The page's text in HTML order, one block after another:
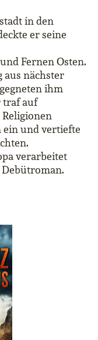
in den
er seine
Fernen Osten.
nächster
ihm
traf auf
und vertiefte
verarbeitet